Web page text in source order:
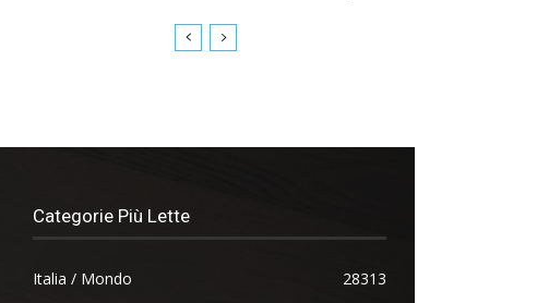
Categorie Più Lette
Italia / Mondo
28313